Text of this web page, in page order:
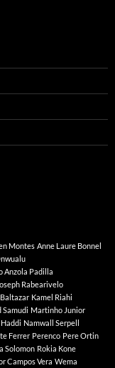
Montes Anne Laure Bonnel
Anzola Padilla
Rabearivelo
Kamel Riahi
Samudi Martinho Junior
Namwall Serpell
Ferrer Perenco Pere Ortin
Solomon Rokia Kone
Campos Vera Wema